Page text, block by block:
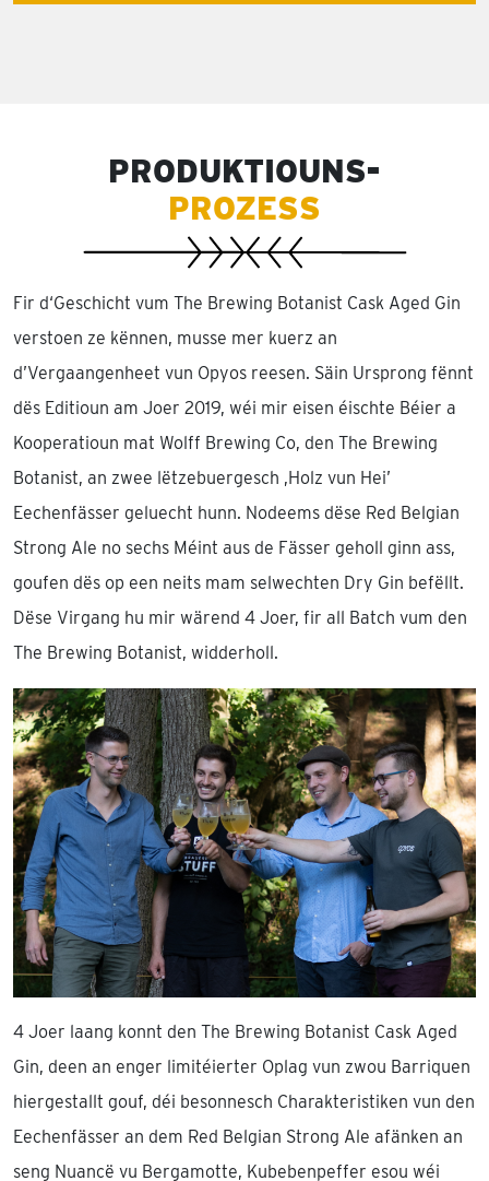
PRODUKTIOUNS-
PROZESS
Fir d‘Geschicht vum The Brewing Botanist Cask Aged Gin
verstoen ze kënnen, musse mer kuerz an
d’Vergaangenheet vun Opyos reesen. Säin Ursprong fënnt
dës Editioun am Joer 2019, wéi mir eisen éischte Béier a
Kooperatioun mat Wolff Brewing Co, den The Brewing
Botanist, an zwee lëtzebuergesch ,Holz vun Hei’
Eechenfässer geluecht hunn. Nodeems dëse Red Belgian
Strong Ale no sechs Méint aus de Fässer geholl ginn ass,
goufen dës op een neits mam selwechten Dry Gin befëllt.
Dëse Virgang hu mir wärend 4 Joer, fir all Batch vum den
The Brewing Botanist, widderholl.
4 Joer laang konnt den The Brewing Botanist Cask Aged
Gin, deen an enger limitéierter Oplag vun zwou Barriquen
hiergestallt gouf, déi besonnesch Charakteristiken vun den
Eechenfässer an dem Red Belgian Strong Ale afänken an
seng Nuancë vu Bergamotte, Kubebenpeffer esou wéi